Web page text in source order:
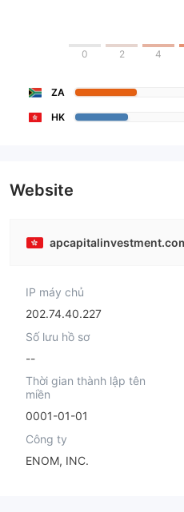
0 2 4
ZA
HK
Website
IP máy chủ
202.74.40.227
Số lưu hồ sơ
--
Thời gian thành lập tên
miền
0001-01-01
Công ty
ENOM, INC.